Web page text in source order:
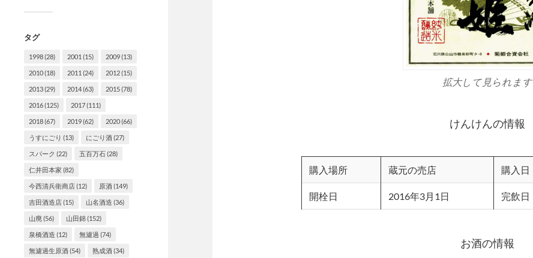
タグ
1998(28) 2001 (15) 2009(13)
2010(18) 2011 (24) 2012(15)
2013(29) 2014(63) 2015(78)
2016(125) 2017(111)
2018(67) 2019(62) 2020(66)
うすにごり (13) にごり酒(27)
スパーク (22) 五百万石(28)
仁井田本家 (82)
今西清兵衛商店(12) 原酒(149)
吉田酒造店(15) 山名酒造 (36)
山廃(56) 山田錦(152)
泉橋酒造 (12) 無濾過 (74)
無濾過生原酒(54) 熟成酒(34)
拡大して見られます
けんけんの情報
購入場所 蔵元の売店 購入日
開栓日 2016年3月1日 完飲日
お酒の情報